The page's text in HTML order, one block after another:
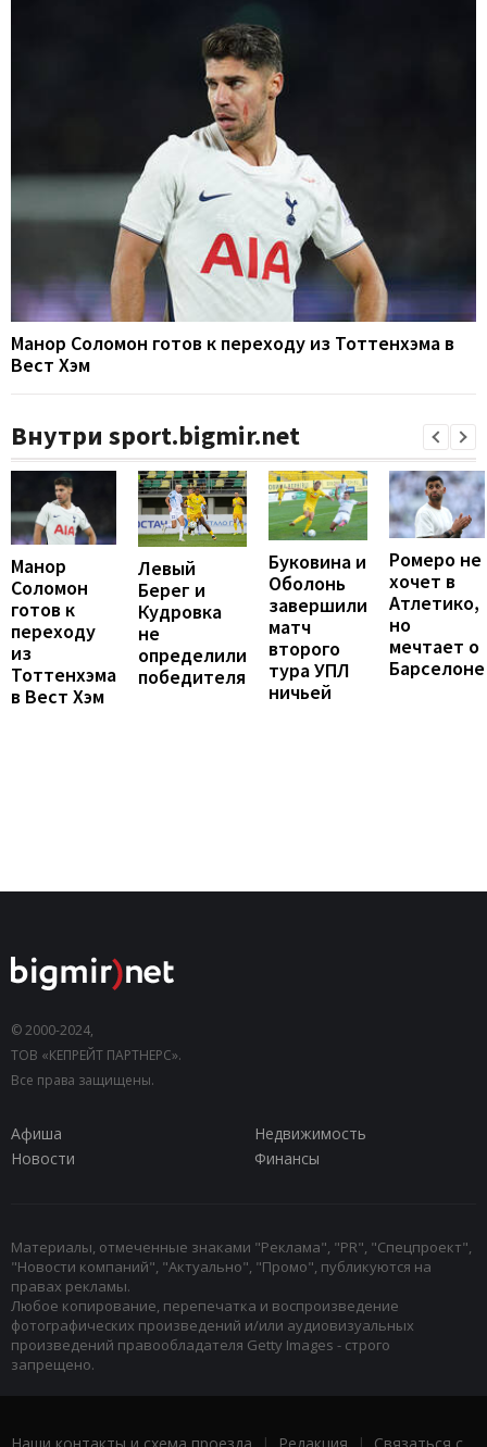
Манор Соломон готов к переходу из Тоттенхэма в
Вест Хэм
Внутри sport.bigmir.net
Манор
Соломон
готов к
переходу
из
Тоттенхэма
в Вест Хэм
Левый
Берег и
Кудровка
не
определили
победителя
Буковина и
Оболонь
завершили
матч
второго
тура УПЛ
ничьей
Ромеро не
хочет в
Атлетико,
но
мечтает о
Барселоне
© 2000-2024,
ТОВ «КЕПРЕЙТ ПАРТНЕРС».
Все права защищены.
Афиша
Недвижимость
Новости
Финансы
Материалы, отмеченные знаками "Реклама", "PR", "Спецпроект",
"Новости компаний", "Актуально", "Промо", публикуются на
правах рекламы.
Любое копирование, перепечатка и воспроизведение
фотографических произведений и/или аудиовизуальных
произведений правообладателя Getty Images - строго
запрещено.